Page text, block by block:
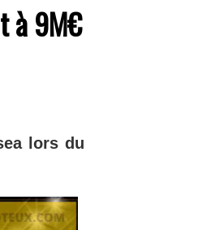
à 9M€
lors du